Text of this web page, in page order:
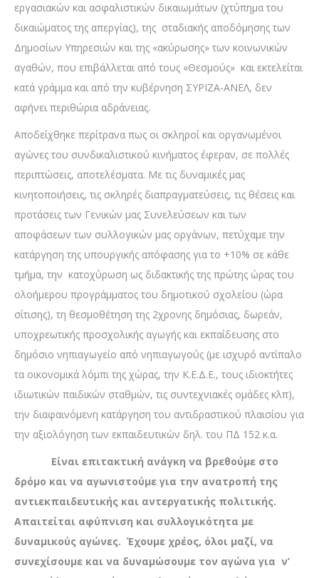
εργασιακών και ασφαλιστικών δικαιωμάτων (χτύπημα του
δικαιώματος της απεργίας), της σταδιακής αποδόμησης των
Δημοσίων Υπηρεσιών και της «ακύρωσης» των κοινωνικών
αγαθών, που επιβάλλεται από τους «Θεσμούς» και εκτελείται
κατά γράμμα και από την κυβέρνηση ΣΥΡΙΖΑ-ΑΝΕΛ, δεν
αφήνει περιθώρια αδράνειας.
Αποδείχθηκε περίτρανα πως οι σκληροί και οργανωμένοι
αγώνες του συνδικαλιστικού κινήματος έφεραν, σε πολλές
περιπτώσεις, αποτελέσματα. Με τις δυναμικές μας
κινητοποιήσεις, τις σκληρές διαπραγματεύσεις, τις θέσεις και
προτάσεις των Γενικών μας Συνελεύσεων και των
αποφάσεων των συλλογικών μας οργάνων, πετύχαμε την
κατάργηση της υπουργικής απόφασης για το +10% σε κάθε
τμήμα, την κατοχύρωση ως διδακτικής της πρώτης ώρας του
ολοήμερου προγράμματος του δημοτικού σχολείου (ώρα
σίτισης), τη θεσμοθέτηση της 2χρονης δημόσιας, δωρεάν,
υποχρεωτικής προσχολικής αγωγής και εκπαίδευσης στο
δημόσιο νηπιαγωγείο από νηπιαγωγούς (με ισχυρό αντίπαλο
τα οικονομικά λόμπι της χώρας, την Κ.Ε.Δ.Ε., τους ιδιοκτήτες
ιδιωτικών παιδικών σταθμών, τις συντεχνιακές ομάδες κλπ),
την διαφαινόμενη κατάργηση του αντιδραστικού πλαισίου για
την αξιολόγηση των εκπαιδευτικών δηλ. του ΠΔ 152 κ.α.
Είναι επιτακτική ανάγκη να βρεθούμε στο
δρόμο και να αγωνιστούμε για την ανατροπή της
αντιεκπαιδευτικής και αντεργατικής πολιτικής.
Απαιτείται αφύπνιση και συλλογικότητα με
δυναμικούς αγώνες. Έχουμε χρέος, όλοι μαζί, να
συνεχίσουμε και να δυναμώσουμε τον αγώνα για ν’